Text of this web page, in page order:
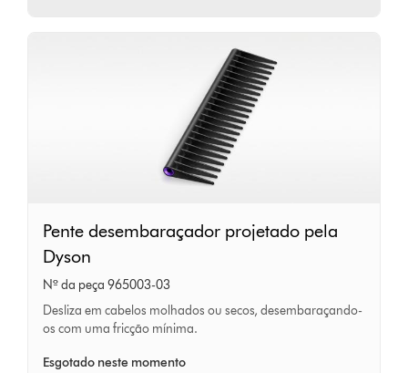
desembaraçador
projetado
pela
Dyson
Pente desembaraçador projetado pela
Dyson
Nº da peça 965003-03
Desliza em cabelos molhados ou secos, desembaraçando-
os com uma fricção mínima.
Esgotado neste momento